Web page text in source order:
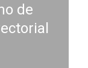
de